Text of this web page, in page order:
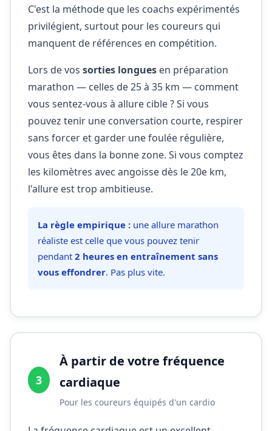
C'est la méthode que les coachs expérimentés
privilégient, surtout pour les coureurs qui
manquent de références en compétition.
Lors de vos sorties longues en préparation
marathon — celles de 25 à 35 km — comment
vous sentez-vous à allure cible ? Si vous
pouvez tenir une conversation courte, respirer
sans forcer et garder une foulée régulière,
vous êtes dans la bonne zone. Si vous comptez
les kilomètres avec angoisse dès le 20e km,
l'allure est trop ambitieuse.
La règle empirique : une allure marathon
réaliste est celle que vous pouvez tenir
pendant 2 heures en entraînement sans
vous effondrer. Pas plus vite.
3
À partir de votre fréquence
cardiaque
Pour les coureurs équipés d'un cardio